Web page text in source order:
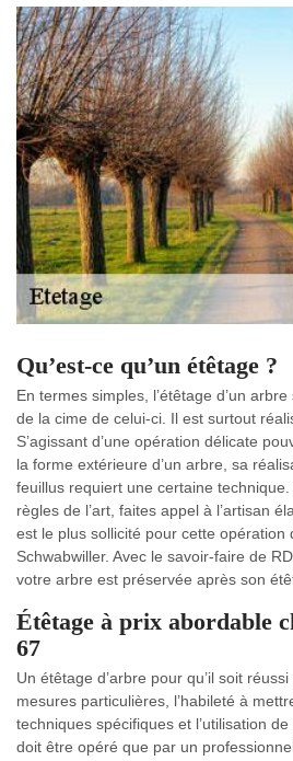
Qu’est-ce qu’un étêtage ?
En termes simples, l’étêtage d’un
de la cime de celui-ci. Il est surtout
S’agissant d’une opération délicate
la forme extérieure d’un arbre, sa
feuillus requiert une certaine
règles de l’art, faites appel à l’artisan
est le plus sollicité pour cette opération
Schwabwiller. Avec le savoir-faire de
votre arbre est préservée après son
Étêtage à prix abordable
67
Un étêtage d’arbre pour qu’il soit
mesures particulières, l’habileté à
techniques spécifiques et l’utilisation
doit être opéré que par un